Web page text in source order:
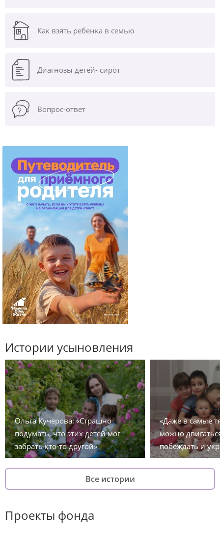
Как взять ребенка в семью
Диагнозы детей- сирот
Вопрос-ответ
Истории усыновления
Ольга Кучерова: «Страшно
подумать, что этих детей мог
забрать кто-то другой»
«Даже в самые
можно
побеждать и
Все истории
Проекты фонда